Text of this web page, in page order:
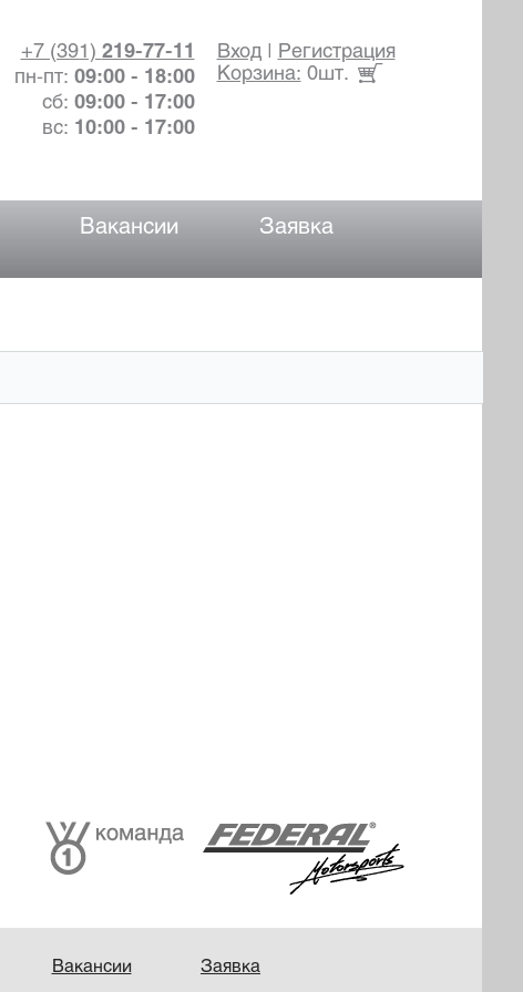
Вход|
Регистрация
Корзина: 0шт.
+7 (391) 219-77-11
пн-пт: 09:00 - 18:00
сб: 09:00 - 17:00
вс: 10:00 - 17:00
Вакансии Заявка
Вакансии Заявка